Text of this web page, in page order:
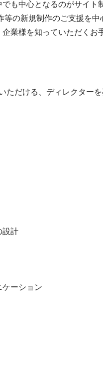
も中心となるのがサイト
の新規制作のご支援を
業様を知っていただくお
だける、ディレクターを
設計
ケーション